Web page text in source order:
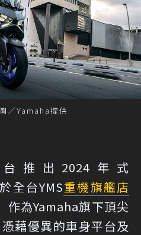
／Yamaha提供
推出2024年式
全台YMS重機旗艦店
作為Yamaha旗下頂尖
藉優異的車身平台及